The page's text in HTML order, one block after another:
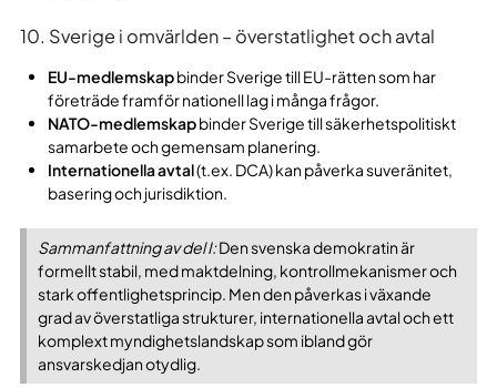
10. Sverige i omvärlden – överstatlighet och avtal
EU-medlemskapbinder Sverige till EU-rätten som har
företräde framför nationell lag i många frågor.
NATO-medlemskapbinder Sverige till säkerhetspolitiskt
samarbete och gemensam planering.
Internationella avtal(t.ex. DCA) kan påverka suveränitet,
basering och jurisdiktion.
Sammanfattning av del I:Den svenska demokratin är
formellt stabil, med maktdelning, kontrollmekanismer och
stark offentlighetsprincip. Men den påverkas i växande
grad av överstatliga strukturer, internationella avtal och ett
komplext myndighetslandskap som ibland gör
ansvarskedjan otydlig.